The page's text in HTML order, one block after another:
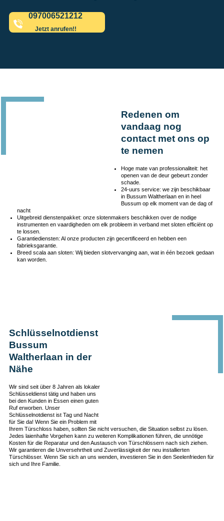
097006521212
Jetzt anrufen!!
Redenen om
vandaag nog
contact met ons op
te nemen
Hoge mate van professionaliteit: het
openen van de deur gebeurt zonder
schade.
24-uurs service: we zijn beschikbaar
in Bussum Waltherlaan en in heel
Bussum op elk moment van de dag of
nacht
Uitgebreid dienstenpakket: onze slotenmakers beschikken over de nodige
instrumenten en vaardigheden om elk probleem in verband met sloten efficiënt op
te lossen.
Garantiediensten: Al onze producten zijn gecertificeerd en hebben een
fabrieksgarantie.
Breed scala aan sloten: Wij bieden slotvervanging aan, wat in één bezoek gedaan
kan worden.
Schlüsselnotdienst
Bussum
Waltherlaan in der
Nähe
Wir sind seit über 8 Jahren als lokaler
Schlüsseldienst tätig und haben uns
bei den Kunden in Essen einen guten
Ruf erworben. Unser
Schlüsselnotdienst ist Tag und Nacht
für Sie da! Wenn Sie ein Problem mit
Ihrem Türschloss haben, sollten Sie nicht versuchen, die Situation selbst zu lösen.
Jedes laienhafte Vorgehen kann zu weiteren Komplikationen führen, die unnötige
Kosten für die Reparatur und den Austausch von Türschlössern nach sich ziehen.
Wir garantieren die Unversehrtheit und Zuverlässigkeit der neu installierten
Türschlösser. Wenn Sie sich an uns wenden, investieren Sie in den Seelenfrieden für
sich und Ihre Familie.